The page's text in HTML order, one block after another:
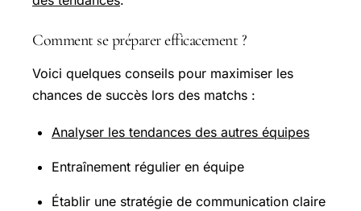
Comment se préparer efficacement ?
Voici quelques conseils pour maximiser les
chances de succès lors des matchs :
Analyser les tendances des autres équipes
Entraînement régulier en équipe
Établir une stratégie de communication claire